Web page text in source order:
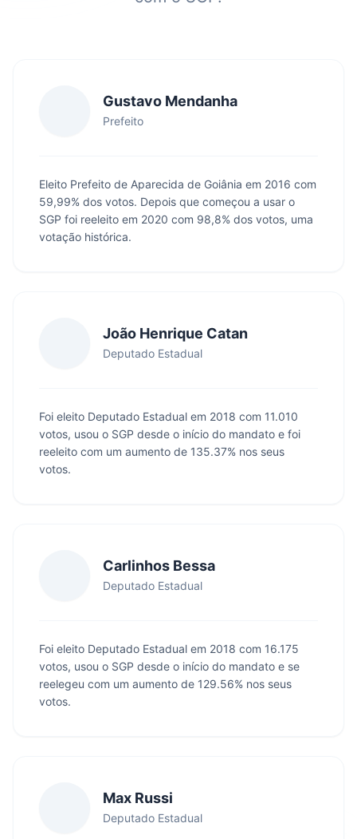
Gustavo Mendanha
Prefeito
Eleito Prefeito de Aparecida de Goiânia em 2016 com
59,99% dos votos. Depois que começou a usar o
SGP foi reeleito em 2020 com 98,8% dos votos, uma
votação histórica.
João Henrique Catan
Deputado Estadual
Foi eleito Deputado Estadual em 2018 com 11.010
votos, usou o SGP desde o início do mandato e foi
reeleito com um aumento de 135.37% nos seus
votos.
Carlinhos Bessa
Deputado Estadual
Foi eleito Deputado Estadual em 2018 com 16.175
votos, usou o SGP desde o início do mandato e se
reelegeu com um aumento de 129.56% nos seus
votos.
Max Russi
Deputado Estadual